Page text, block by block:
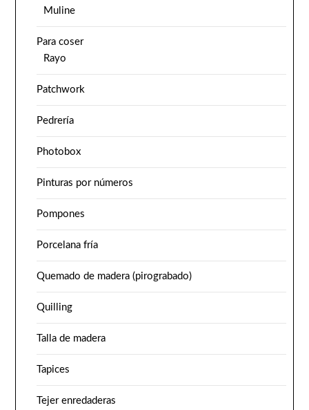
Muline
Para coser
Rayo
Patchwork
Pedrería
Photobox
Pinturas por números
Pompones
Porcelana fría
Quemado de madera (pirograbado)
Quilling
Talla de madera
Tapices
Tejer enredaderas